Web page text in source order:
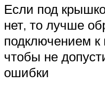
Если под
нет, то лучше
подключением
чтобы не
ошибки